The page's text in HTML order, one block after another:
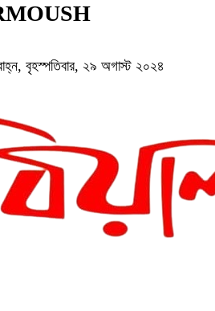
বৃহস্পতিবার, ২৯ অগাস্ট ২০২৪